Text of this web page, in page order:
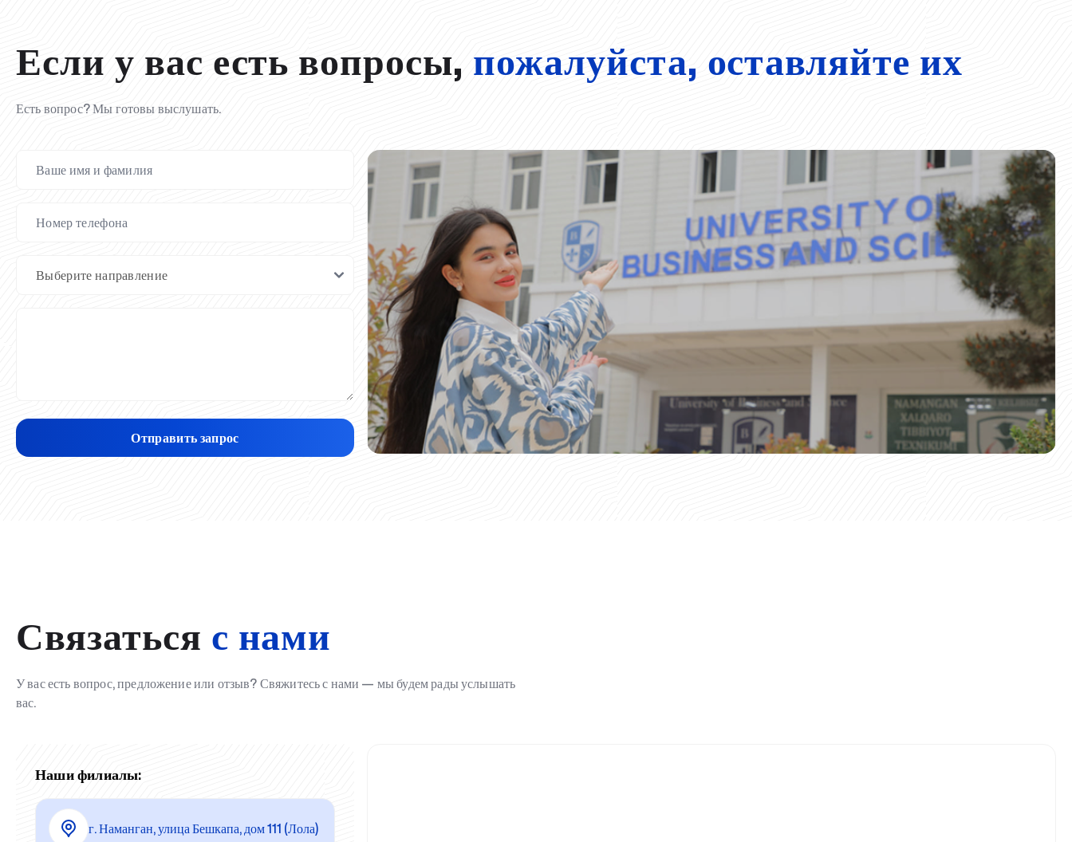
Если у вас есть вопросы, пожалуйста, оставляйте их
Есть вопрос? Мы готовы выслушать.
Отправить запрос
Связаться с нами
У вас есть вопрос, предложение или отзыв? Свяжитесь с нами — мы будем рады услышать
вас.
Наши филиалы:
г. Наманган, улица Бешкапа, дом 111 (Лола)